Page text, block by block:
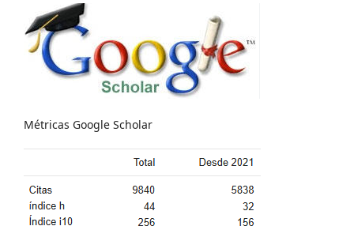
Métricas Google Scholar